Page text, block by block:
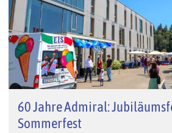
60 Jahre Admiral:
Sommerfest